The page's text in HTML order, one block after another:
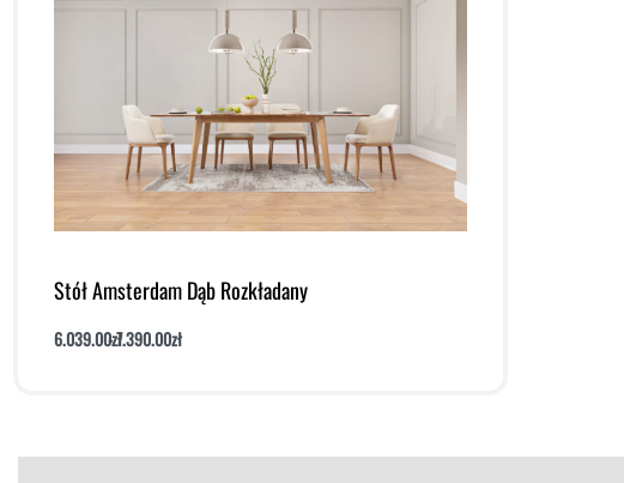
Stół Amsterdam Dąb Rozkładany
6.039.00zł7.390.00zł